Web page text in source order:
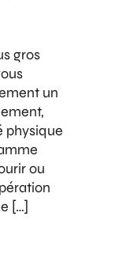
gros
un
physique
ou
[…]